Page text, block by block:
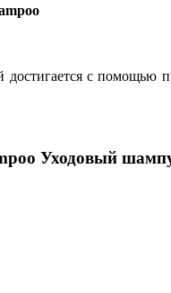
с
Уходовый